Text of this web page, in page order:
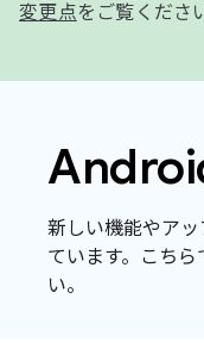
変更点をご覧くださ
新しい機能やア
ています。こち
い。